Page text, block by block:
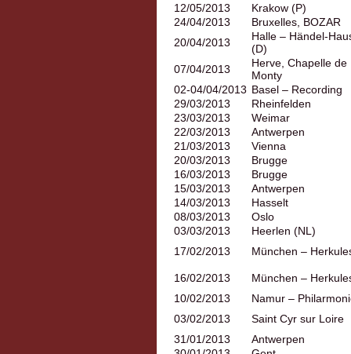
12/05/2013
Krakow (P)
24/04/2013
Bruxelles, BOZAR
20/04/2013
Halle – Händel-
(D)
07/04/2013
Herve, Chapelle de
Monty
02-04/04/2013 Basel – Recording
29/03/2013
Rheinfelden
23/03/2013
Weimar
22/03/2013
Antwerpen
21/03/2013
Vienna
20/03/2013
Brugge
16/03/2013
Brugge
15/03/2013
Antwerpen
14/03/2013
Hasselt
08/03/2013
Oslo
03/03/2013
Heerlen (NL)
17/02/2013
München –
16/02/2013
München –
10/02/2013
Namur –
03/02/2013
Saint Cyr sur Loire
31/01/2013
Antwerpen